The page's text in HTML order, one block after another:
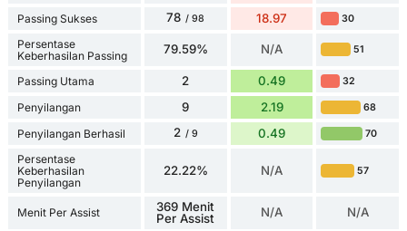
Passing Sukses 78 / 98 18.97 30
Persentase
Keberhasilan Passing
79.59% N/A 51
Passing Utama 2 0.49 32
Penyilangan 9 2.19 68
Penyilangan Berhasil 2 / 9 0.49 70
Persentase
Keberhasilan
Penyilangan
22.22% N/A 57
Menit Per Assist
369 Menit
Per Assist
N/A N/A